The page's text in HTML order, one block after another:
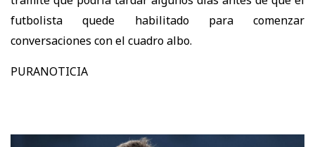
futbolista quede habilitado para comenzar
conversaciones con el cuadro albo.
PURANOTICIA